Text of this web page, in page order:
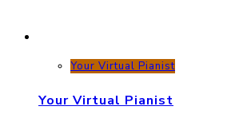
Your Virtual Pianist
Your Virtual Pianist